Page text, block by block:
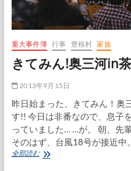
重大事件簿 行事 豊根村 家族
きてみん!奥三河in
2013年9月15日
昨日始まった、きてみん！奥
す!! 今日は非番なので、息子
っていました… …が。 朝、先
そのはず、台風18号が接近中
全部読むき